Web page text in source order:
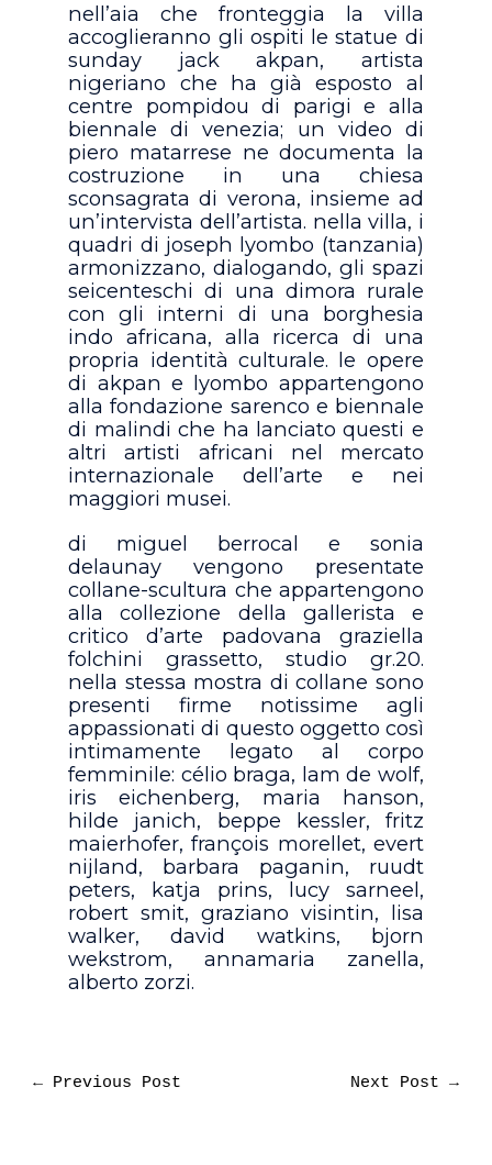
nell’aia che fronteggia la villa
accoglieranno gli ospiti le statue di
sunday jack akpan, artista
nigeriano che ha già esposto al
centre pompidou di parigi e alla
biennale di venezia; un video di
piero matarrese ne documenta la
costruzione in una chiesa
sconsagrata di verona, insieme ad
un’intervista dell’artista. nella villa, i
quadri di joseph lyombo (tanzania)
armonizzano, dialogando, gli spazi
seicenteschi di una dimora rurale
con gli interni di una borghesia
indo africana, alla ricerca di una
propria identità culturale. le opere
di akpan e lyombo appartengono
alla fondazione sarenco e biennale
di malindi che ha lanciato questi e
altri artisti africani nel mercato
internazionale dell’arte e nei
maggiori musei.
di miguel berrocal e sonia
delaunay vengono presentate
collane-scultura che appartengono
alla collezione della gallerista e
critico d’arte padovana graziella
folchini grassetto, studio gr.20.
nella stessa mostra di collane sono
presenti firme notissime agli
appassionati di questo oggetto così
intimamente legato al corpo
femminile: célio braga, lam de wolf,
iris eichenberg, maria hanson,
hilde janich, beppe kessler, fritz
maierhofer, françois morellet, evert
nijland, barbara paganin, ruudt
peters, katja prins, lucy sarneel,
robert smit, graziano visintin, lisa
walker, david watkins, bjorn
wekstrom, annamaria zanella,
alberto zorzi.
←Previous Post Next Post→